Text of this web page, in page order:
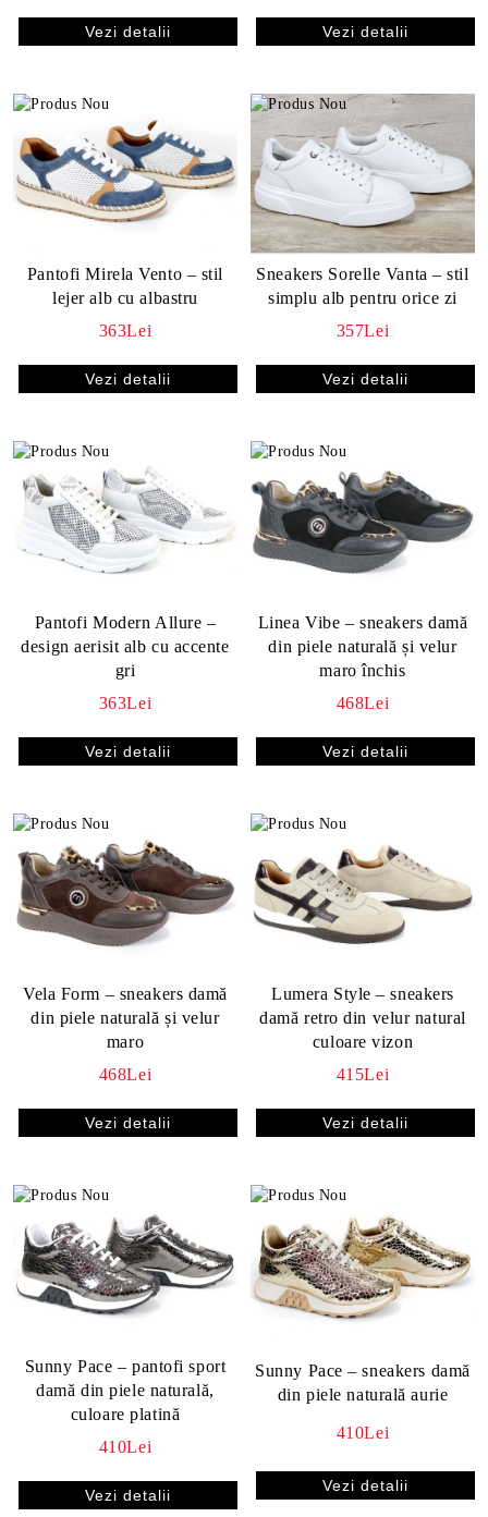
Vezi detalii Vezi detalii
Pantofi Mirela Vento – stil
lejer alb cu albastru
363Lei
Vezi detalii
Sneakers Sorelle Vanta – stil
simplu alb pentru orice zi
357Lei
Vezi detalii
Pantofi Modern Allure –
design aerisit alb cu accente
gri
363Lei
Vezi detalii
Linea Vibe – sneakers damă
din piele naturală și velur
maro închis
468Lei
Vezi detalii
Vela Form – sneakers damă
din piele naturală și velur
maro
468Lei
Vezi detalii
Lumera Style – sneakers
damă retro din velur natural
culoare vizon
415Lei
Vezi detalii
Sunny Pace – pantofi sport
damă din piele naturală,
culoare platină
410Lei
Vezi detalii
Sunny Pace – sneakers damă
din piele naturală aurie
410Lei
Vezi detalii